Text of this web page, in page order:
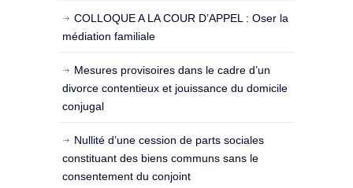
COLLOQUE A LA COUR D’APPEL : Oser la
médiation familiale
Mesures provisoires dans le cadre d’un
divorce contentieux et jouissance du domicile
conjugal
Nullité d’une cession de parts sociales
constituant des biens communs sans le
consentement du conjoint